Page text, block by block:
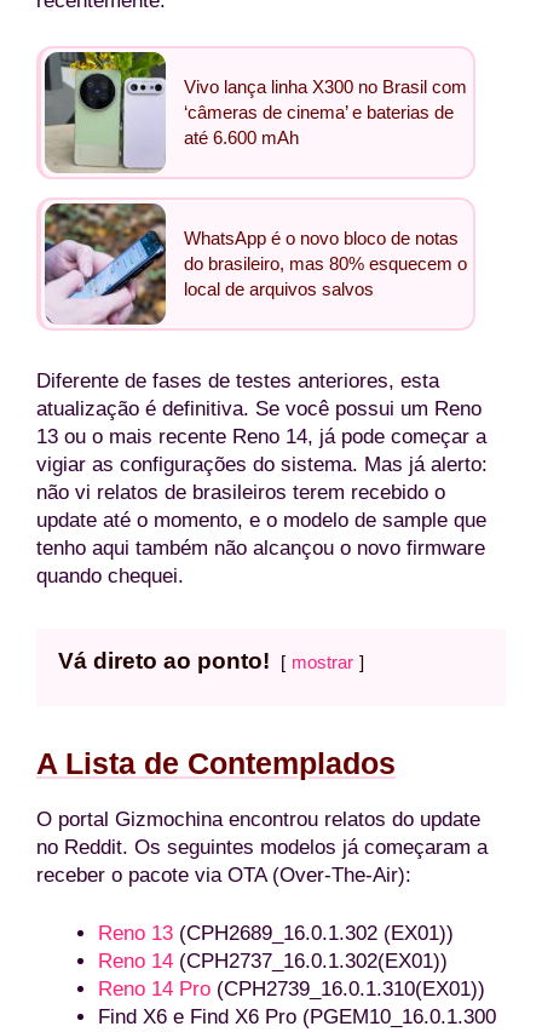
Vivo lança linha X300 no Brasil com
‘câmeras de cinema’ e baterias de
até 6.600 mAh
WhatsApp é o novo bloco de notas
do brasileiro, mas 80% esquecem o
local de arquivos salvos
Diferente de fases de testes anteriores, esta
atualização é definitiva. Se você possui um Reno
13 ou o mais recente Reno 14, já pode começar a
vigiar as configurações do sistema. Mas já alerto:
não vi relatos de brasileiros terem recebido o
update até o momento, e o modelo de sample que
tenho aqui também não alcançou o novo firmware
quando chequei.
Vá direto ao ponto! mostrar
A Lista de Contemplados
O portal Gizmochina encontrou relatos do update
no Reddit. Os seguintes modelos já começaram a
receber o pacote via OTA (Over-The-Air):
Reno 13 (CPH2689_16.0.1.302 (EX01))
Reno 14 (CPH2737_16.0.1.302(EX01))
Reno 14 Pro (CPH2739_16.0.1.310(EX01))
Find X6 e Find X6 Pro (PGEM10_16.0.1.300